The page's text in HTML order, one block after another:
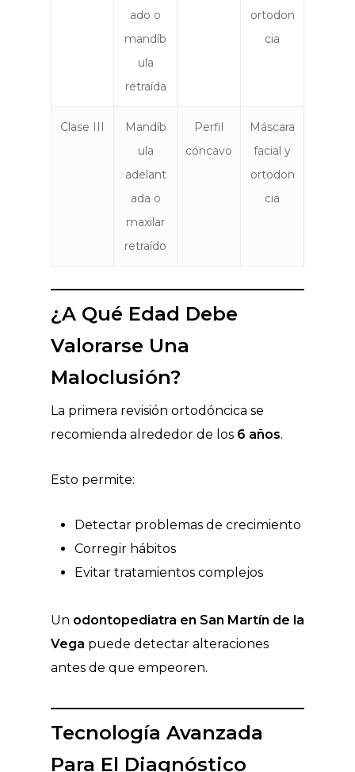
ado o
mandíb
ula
retraída
ortodon
cia
Clase III
Mandíb
ula
adelant
ada o
maxilar
retraído
Perfil
cóncavo
Máscara
facial y
ortodon
cia
¿A Qué Edad Debe
Valorarse Una
Maloclusión?
La primera revisión ortodóncica se
recomienda alrededor de los 6 años.
Esto permite:
Detectar problemas de crecimiento
Corregir hábitos
Evitar tratamientos complejos
Un odontopediatra en San Martín de la
Vega puede detectar alteraciones
antes de que empeoren.
Tecnología Avanzada
Para El Diagnóstico